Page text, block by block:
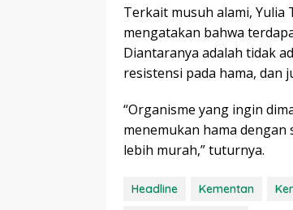
Terkait musuh alami, Yulia
mengatakan bahwa
Diantaranya adalah tidak
resistensi pada hama, dan
“Organisme yang ingin
menemukan hama
lebih murah,” tuturnya.
Headline Kementan